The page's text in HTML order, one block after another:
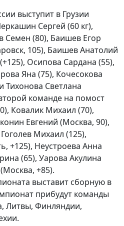
выступит в Грузии
Сергей (60 кг),
Семен (80), Баишев Егор
105), Баишев Анатолий
Осипова Сардана (55),
Яна (75), Кочесокова
Тихонова Светлана
команде на помост
Ковалик Михаил (70),
Евгений (Москва, 90),
Михаил (125),
+125), Неустроева Анна
(65), Уарова Акулина
+85).
выставит сборную в
прибудут команды
Литвы, Финляндии,